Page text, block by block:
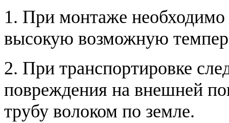
1. При монтаже необходимо
высокую возможную
2. При транспортировке
повреждения на внешней
трубу волоком по земле.